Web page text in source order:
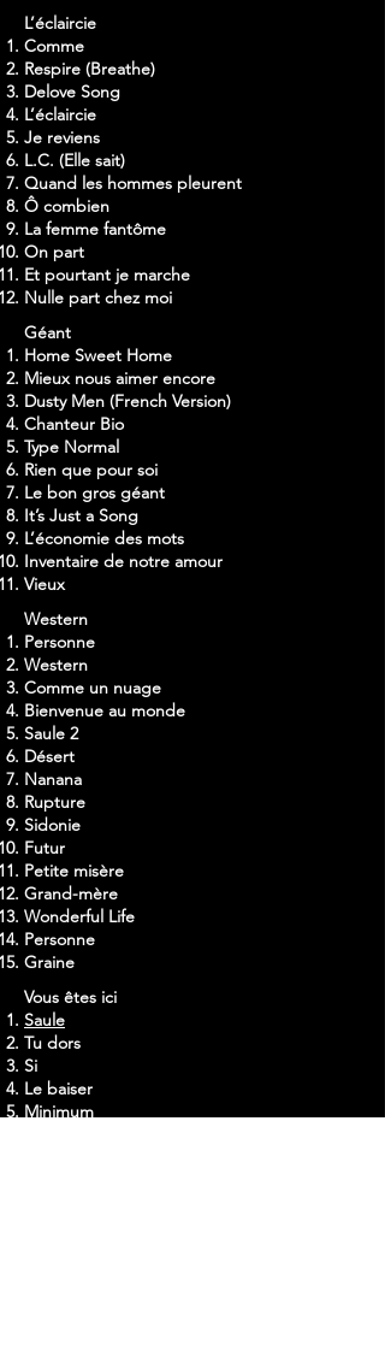
L’éclaircie
Comme
Respire (Breathe)
Delove Song
L’éclaircie
Je reviens
L.C. (Elle sait)
Quand les hommes pleurent
Ô combien
La femme fantôme
On part
Et pourtant je marche
Nulle part chez moi
Géant
Home Sweet Home
Mieux nous aimer encore
Dusty Men (French Version)
Chanteur Bio
Type Normal
Rien que pour soi
Le bon gros géant
It’s Just a Song
L’économie des mots
Inventaire de notre amour
Vieux
Western
Personne
Western
Comme un nuage
Bienvenue au monde
Saule 2
Désert
Nanana
Rupture
Sidonie
Futur
Petite misère
Grand-mère
Wonderful Life
Personne
Graine
Vous êtes ici
Saule
Tu dors
Si
Le baiser
Minimum